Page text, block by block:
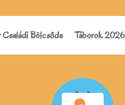
Bölcsőde Táborok 2026